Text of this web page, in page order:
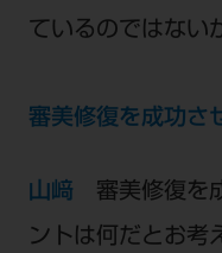
ているのではない
審美修復を成功さ
山﨑 審美修復を
ントは何だとお考